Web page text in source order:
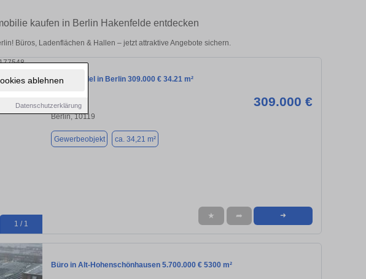
ablehnen
Datenschutzerklärung
kaufen in Berlin Hakenfelde entdecken
Büros, Ladenflächen & Hallen – jetzt attraktive Angebote sichern.
1 / 1
Einzelhandel in Berlin 309.000 € 34.21 m²
309.000 €
Berlin, 10119
Gewerbeobjekt ca. 34,21 m²
★ ➦ ➜
Büro in Alt-Hohenschönhausen 5.700.000 € 5300 m²